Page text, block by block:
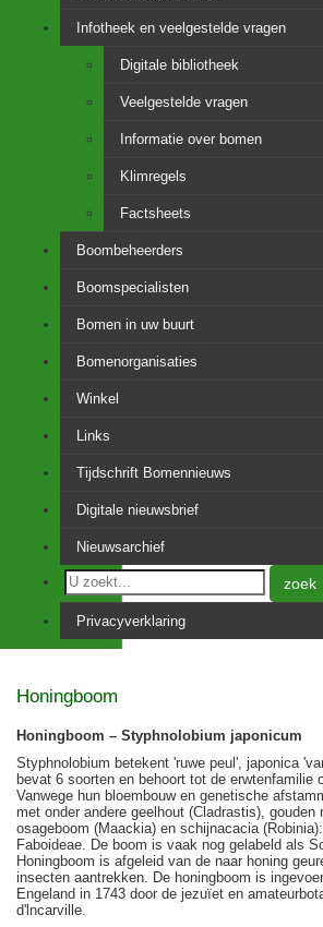
Infotheek en veelgestelde vragen
Digitale bibliotheek
Veelgestelde vragen
Informatie over bomen
Klimregels
Factsheets
Boombeheerders
Boomspecialisten
Bomen in uw buurt
Bomenorganisaties
Winkel
Links
Tijdschrift Bomennieuws
Digitale nieuwsbrief
Nieuwsarchief
zoek
Privacyverklaring
Honingboom
Honingboom – Styphnolobium japonicum
Styphnolobium betekent 'ruwe peul', japonica
bevat 6 soorten en behoort tot de erwtenfamilie
Vanwege hun bloembouw en genetische
met onder andere geelhout (Cladrastis), gouden
osageboom (Maackia) en schijnacacia
Faboideae. De boom is vaak nog gelabeld als
Honingboom is afgeleid van de naar honing
insecten aantrekken. De honingboom is
Engeland in 1743 door de jezuïet en
d'lncarville.